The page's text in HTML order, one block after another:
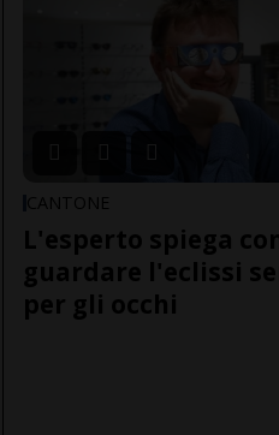
CANTONE
L'esperto spiega
guardare l'eclissi
per gli occhi